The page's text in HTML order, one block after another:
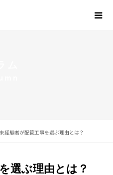
未経験者が配管工事を選ぶ理由とは？
選ぶ理由とは？